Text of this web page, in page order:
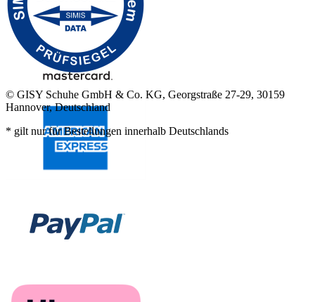
© GISY Schuhe GmbH & Co. KG, Georgstraße 27-29, 30159
Hannover, Deutschland
* gilt nur für Bestellungen innerhalb Deutschlands